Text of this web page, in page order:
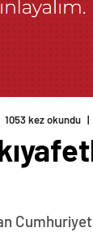
1053 kez okundu |